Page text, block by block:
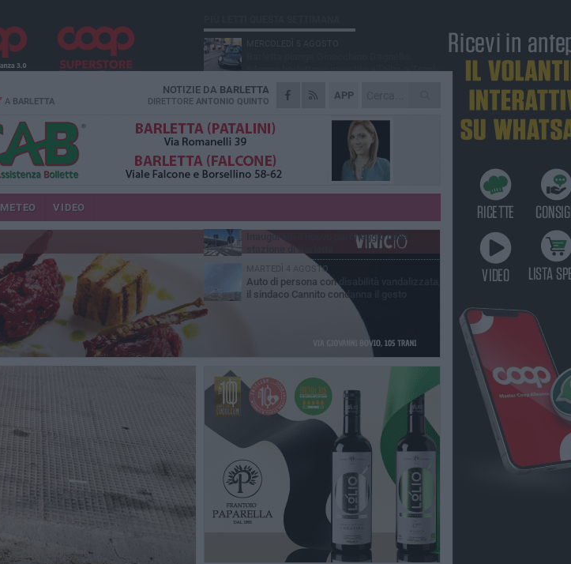
A BARLETTA
APP
NOTIZIE DA BARLETTA
DIRETTORE ANTONIO QUINTO
METEO VIDEO
64enne barlettano investito all'alba a Trani
GIOVEDÌ 6 AGOSTO
Il ricordo di "Cecco", il benzinaio col
separavano dalla pensione»
MERCOLEDÌ 5 AGOSTO
Jova Summer Party, giovedì mattina
sopralluogo nell'area dell'evento
DOMENICA 2 AGOSTO
Beni confiscati alla mafia. Nasce il servizio
VENERDÌ 31 LUGLIO
Inaugurato il nuovo parcheggio nella
MARTEDÌ 4 AGOSTO
Auto di persona con disabilità vandalizzata,
il sindaco Cannito condanna il gesto